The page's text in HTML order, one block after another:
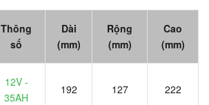
Thông
số
Dài
(mm)
Rộng
(mm)
Cao
(mm)
12V -
35AH
192 127 222